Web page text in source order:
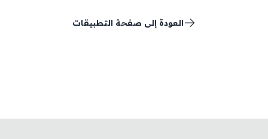
العودة إلى صفحة التطبيقات